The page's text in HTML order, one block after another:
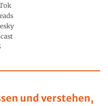
und verstehen,